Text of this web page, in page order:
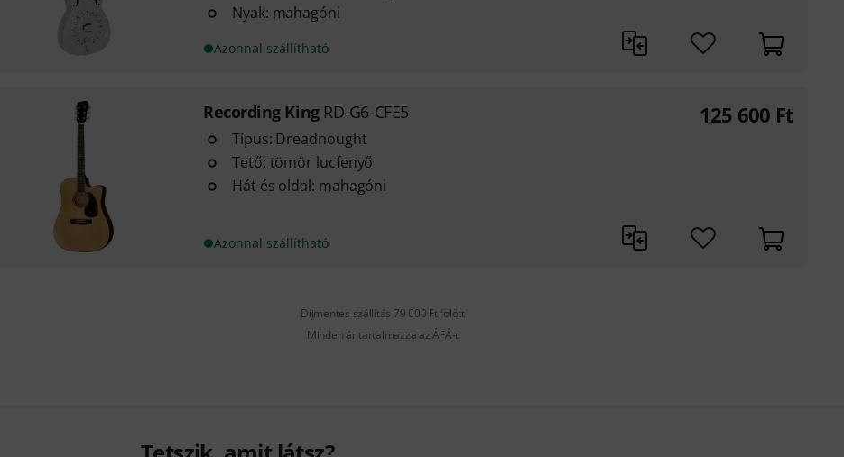
Nyak: mahagóni
Azonnal szállítható
Recording King RD-G6-CFE5
Típus: Dreadnought
Tető: tömör lucfenyő
Hát és oldal: mahagóni
Azonnal szállítható
125 600 Ft
Díjmentes szállítás 79 000 Ft fölött
Minden ár tartalmazza az ÁFÁ-t